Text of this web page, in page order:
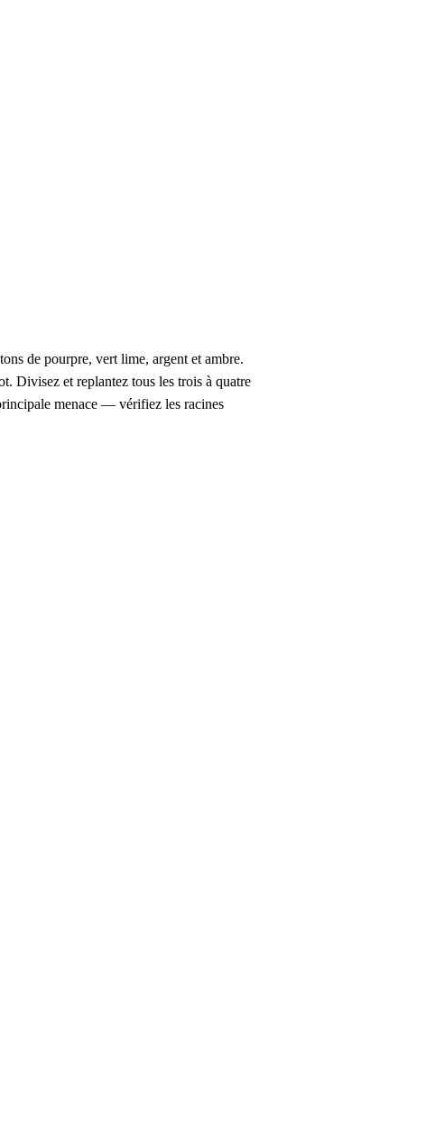
de pourpre, vert lime, argent et ambre.
Divisez et replantez tous les trois à quatre
menace — vérifiez les racines